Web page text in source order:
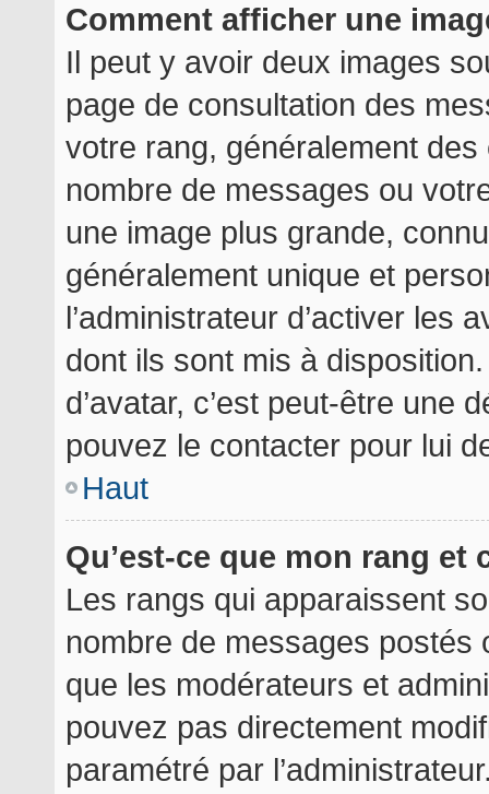
Comment afficher une
Il peut y avoir deux images
page de consultation des
votre rang, généralement
nombre de messages ou
une image plus grande,
généralement unique et
l’administrateur d’activer les
dont ils sont mis à
d’avatar, c’est peut-être une
pouvez le contacter pour lui
Haut
Qu’est-ce que mon rang
Les rangs qui apparaissent
nombre de messages postés
que les modérateurs et
pouvez pas directement
paramétré par